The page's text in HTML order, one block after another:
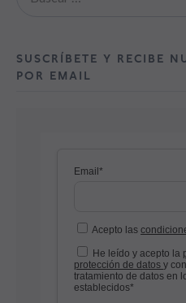
SUSCRÍBETE Y RECIBE
POR EMAIL